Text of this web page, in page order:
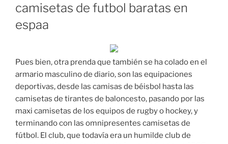
camisetas de futbol baratas en
espaa
Pues bien, otra prenda que también se ha colado en el
armario masculino de diario, son las equipaciones
deportivas, desde las camisas de béisbol hasta las
camisetas de tirantes de baloncesto, pasando por las
maxi camisetas de los equipos de rugby o hockey, y
terminando con las omnipresentes camisetas de
fútbol. El club, que todavía era un humilde club de